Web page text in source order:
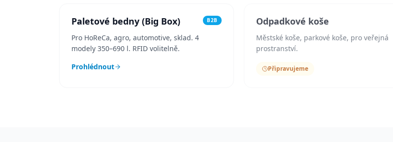
Paletové bedny (Big Box) B2B
Pro HoReCa, agro, automotive, sklad. 4
modely 350–690 l. RFID volitelně.
Prohlédnout
Odpadkové koše
Městské koše, parkové koše, pro veřejná
prostranství.
Připravujeme